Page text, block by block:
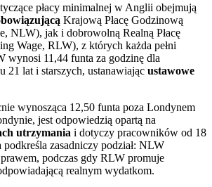
płacy minimalnej w Anglii obejmują
Krajową Płacę Godzinową
NLW), jak i dobrowolną Realną Płacę
Wage, RLW), z których każda pełni
wynosi 11,44 funta za godzinę dla
lat i starszych, ustanawiając ustawowe
wynosząca 12,50 funta poza Londynem
jest odpowiedzią opartą na
utrzymania i dotyczy pracowników od 18
zasadniczy podział: NLW
podczas gdy RLW promuje
realnym wydatkom.